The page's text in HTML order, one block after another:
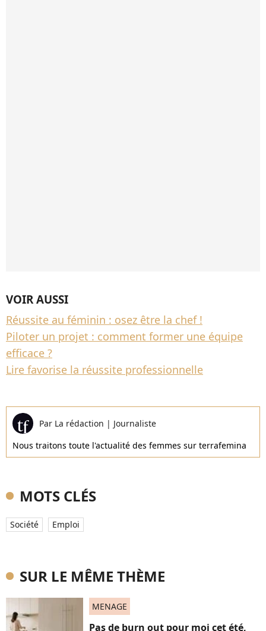
VOIR AUSSI
Réussite au féminin : osez être la chef !
Piloter un projet : comment former une équipe
efficace ?
Lire favorise la réussite professionnelle
Par La rédaction | Journaliste
Nous traitons toute l'actualité des femmes sur terrafemina
MOTS CLÉS
Société Emploi
SUR LE MÊME THÈME
MENAGE
Pas de burn out pour moi cet été,